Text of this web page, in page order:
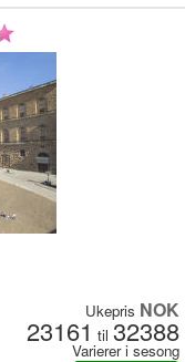
Ukepris NOK
23161 til 32388
Varierer i sesong